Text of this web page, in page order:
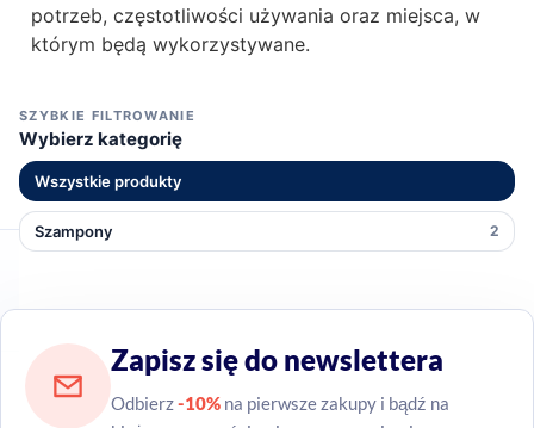
SZYBKIE FILTROWANIE
Wybierz kategorię
Wszystkie produkty
Szampony 2
potrzeb, częstotliwości używania oraz miejsca, w
którym będą wykorzystywane.
Zapisz się do newslettera
Odbierz-10% na pierwsze zakupy i bądź na